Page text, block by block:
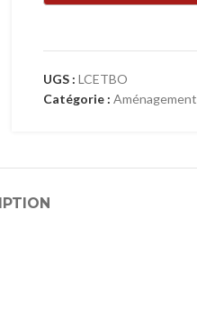
UGS : LCETBO
Catégorie :